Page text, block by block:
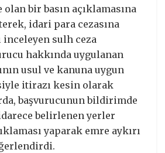
bir basın açıklamasına
idari para cezasına
sulh ceza
hakkında uygulanan
usul ve kanuna uygun
itirazı kesin olarak
başvurucunun bildirimde
belirlenen yerler
yaparak emre aykırı